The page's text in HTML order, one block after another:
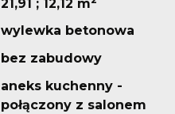
21,91 ; 12,12 m
wylewka betonowa
bez zabudowy
aneks kuchenny -
połączony z salonem